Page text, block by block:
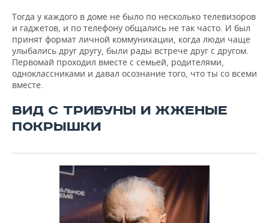
Тогда у каждого в доме не было по несколько телевизоров
и гаджетов, и по телефону общались не так часто. И был
принят формат личной коммуникации, когда люди чаще
улыбались друг другу, были рады встрече друг с другом.
Первомай проходил вместе с семьей, родителями,
одноклассниками и давал осознание того, что ты со всеми
вместе.
ВИД С ТРИБУНЫ И ЖЖЕНЫЕ
ПОКРЫШКИ